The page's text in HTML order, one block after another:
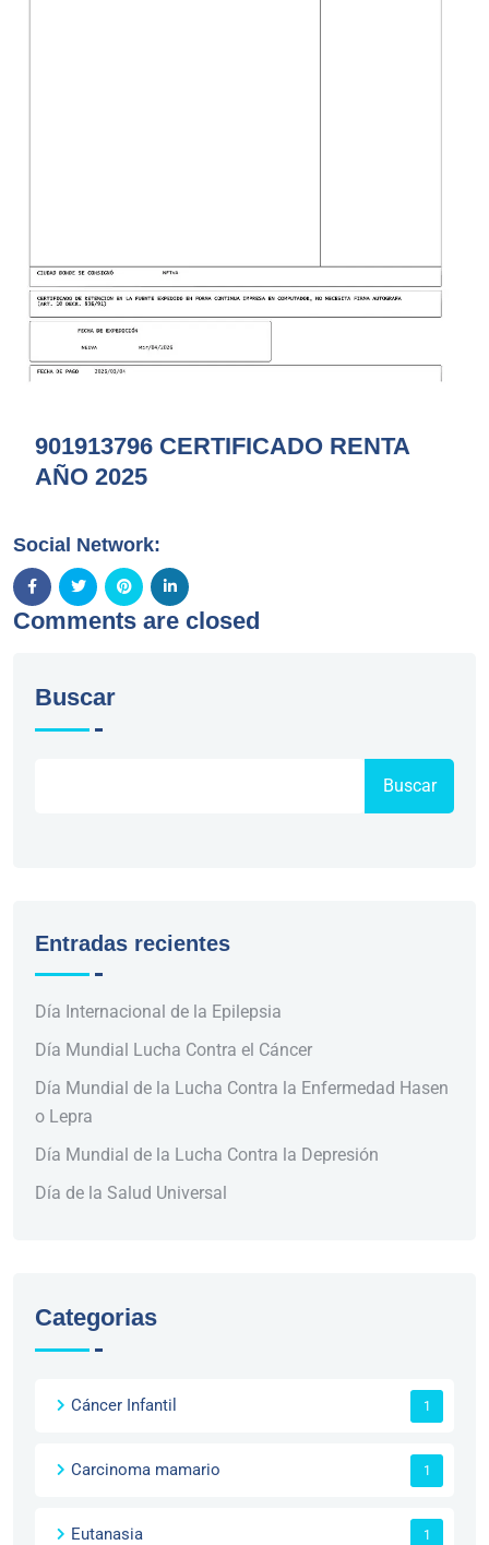
901913796 CERTIFICADO RENTA
AÑO 2025
Social Network:
Comments are closed
Buscar
Buscar
Entradas recientes
Día Internacional de la Epilepsia
Día Mundial Lucha Contra el Cáncer
Día Mundial de la Lucha Contra la Enfermedad Hasen
o Lepra
Día Mundial de la Lucha Contra la Depresión
Día de la Salud Universal
Categorias
Cáncer Infantil 1
Carcinoma mamario 1
Eutanasia 1